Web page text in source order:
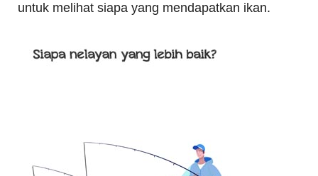
untuk melihat siapa yang mendapatkan ikan.